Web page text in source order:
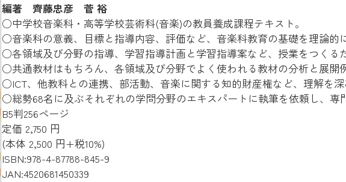
編著 齊藤忠彦 菅 裕
○中学校音楽科・高等学校芸術科(音楽)の教員養成課程テキスト。
○音楽科の意義、目標と指導内容、評価など、音楽科教育の基礎を理論的
○各領域及び分野の指導、学習指導計画と学習指導案など、授業をつくる
○共通教材はもちろん、各領域及び分野でよく使われる教材の分析と展開
○ICT、他教科との連携、部活動、音楽に関する知的財産権など、理解を深
○総勢68名に及ぶそれぞれの学問分野のエキスパートに執筆を依頼し、専
B5判256ページ
定価 2,750 円
(本体 2,500 円+税10%)
ISBN:978-4-87788-845-9
JAN:4520681450339